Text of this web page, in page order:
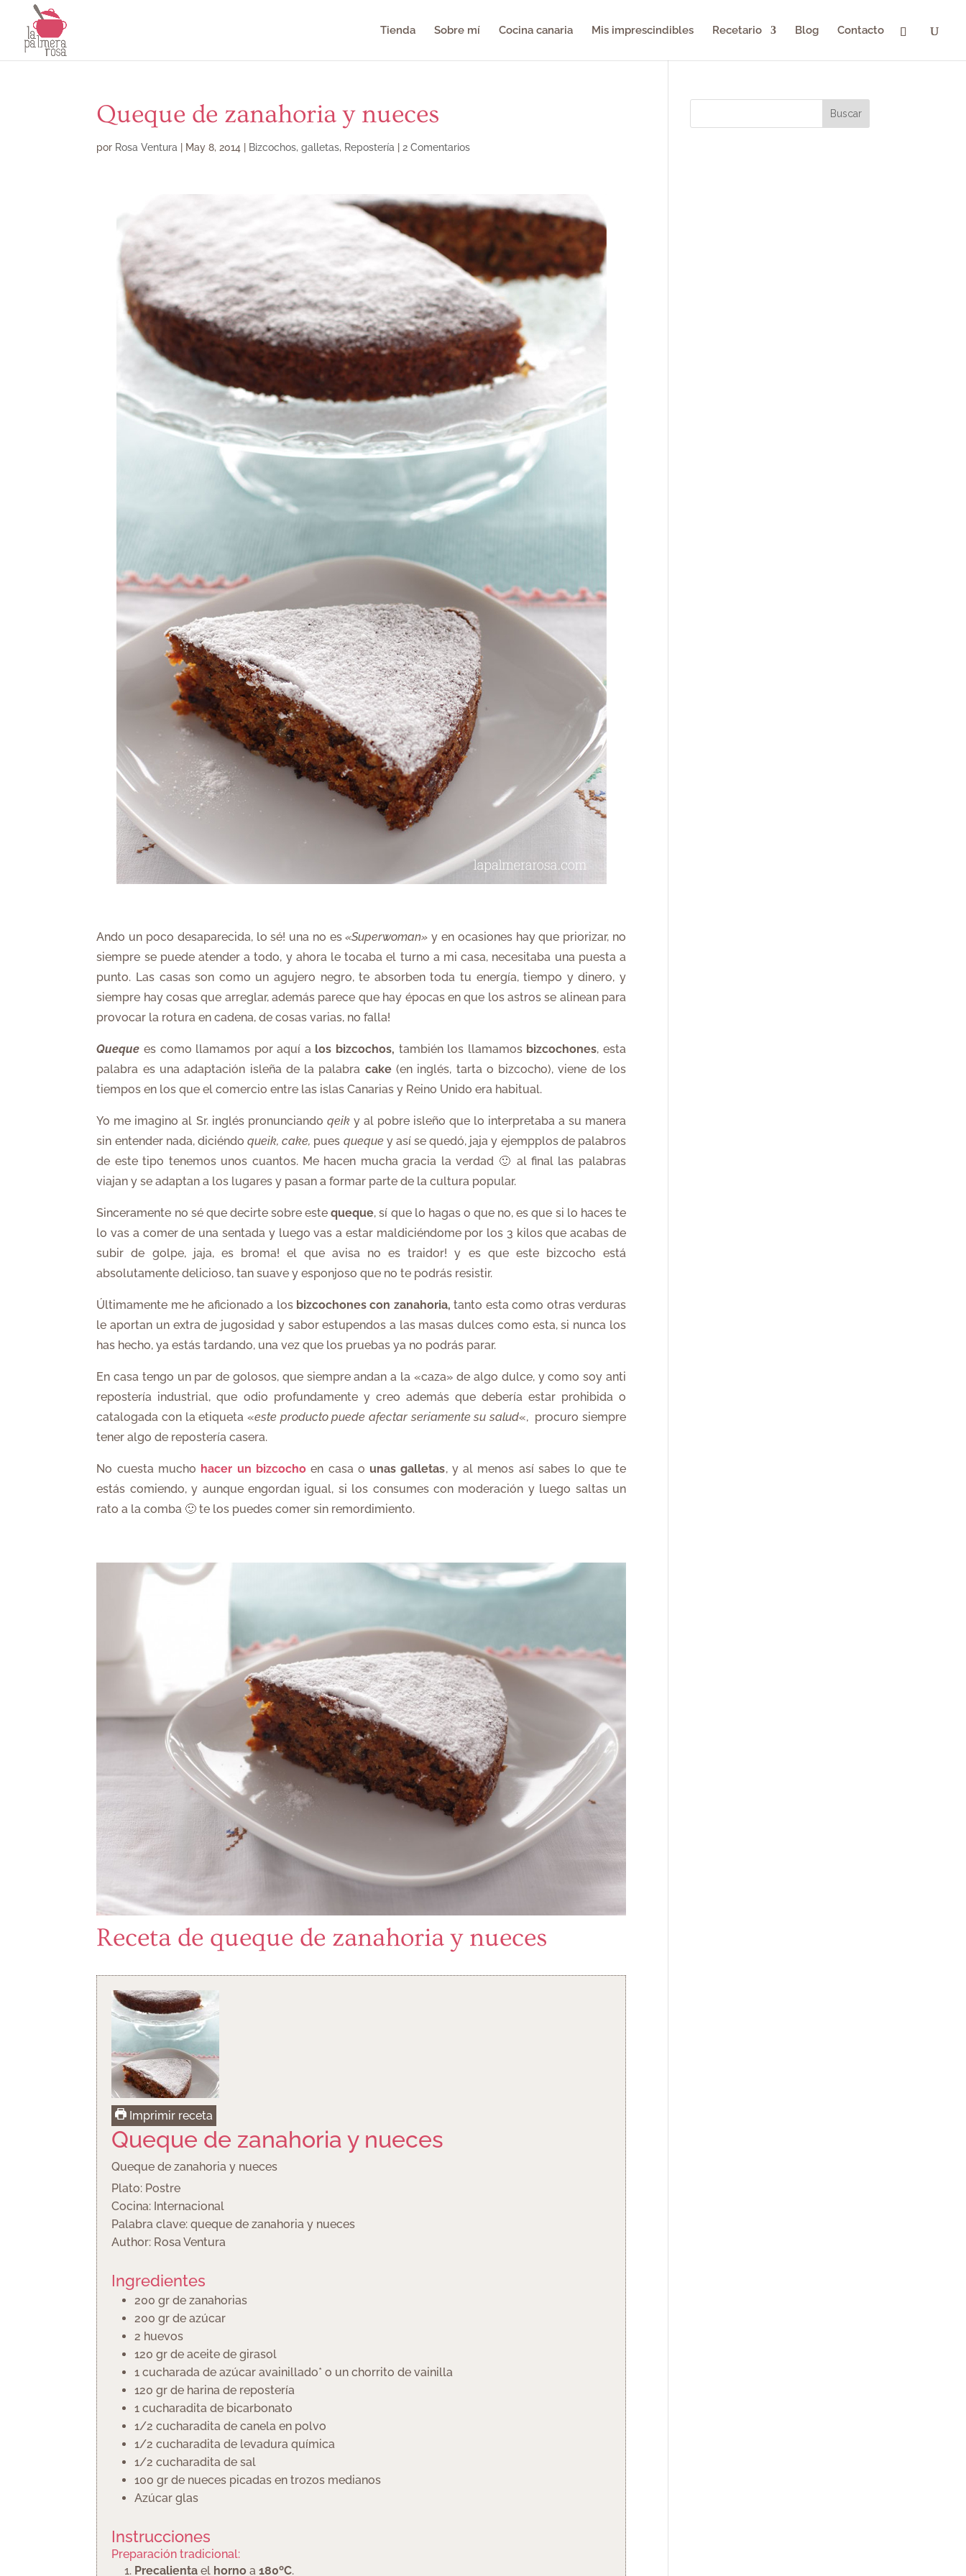
Tienda Sobre mí Cocina canaria Mis imprescindibles Recetario Blog Contacto
Queque de zanahoria y nueces
por Rosa Ventura May 8, 2014 Bizcochos, galletas, Repostería 2 Comentarios
Ando un poco desaparecida, lo sé! una no es«Superwoman» y en ocasiones hay que priorizar, no
siempre se puede atender a todo, y ahora le tocaba el turno a mi casa, necesitaba una puesta a
punto. Las casas son como un agujero negro, te absorben toda tu energía, tiempo y dinero, y
siempre hay cosas que arreglar, además parece que hay épocas en que los astros se alinean para
provocar la rotura en cadena, de cosas varias, no falla!
Queque es como llamamos por aquí alos bizcochos, también los llamamos bizcochones, esta
palabra es una adaptación isleña de la palabra cake (en inglés, tarta o bizcocho), viene de los
tiempos en los que el comercio entre las islas Canarias y Reino Unido era habitual.
Yo me imagino al Sr. inglés pronunciando qeiky al pobre isleño que lo interpretaba a su manera
sin entender nada, diciéndoqueik, cake, pues quequey así se quedó, jaja y ejempplos de palabros
de este tipo tenemos unos cuantos. Me hacen mucha gracia la verdad 🙂 al final las palabras
viajan y se adaptan a los lugares y pasan a formar parte de la cultura popular.
Sinceramente no sé que decirte sobre estequeque, sí que lo hagas o que no, es que si lo haces te
lo vas a comer de una sentada y luego vas a estar maldiciéndome por los 3 kilos que acabas de
subir de golpe, jaja, es broma! el que avisa no es traidor! y es que este bizcocho está
absolutamente delicioso, tan suave y esponjoso que no te podrás resistir.
Últimamente me he aficionado a los bizcochones con zanahoria, tanto esta como otras verduras
le aportan un extra de jugosidad y sabor estupendos a las masas dulces como esta, si nunca los
has hecho, ya estás tardando, una vez que los pruebas ya no podrás parar.
En casa tengo un par de golosos, que siempre andan a la «caza» de algo dulce, y como soy anti
repostería industrial, que odio profundamente y creo además que debería estar prohibida o
catalogada con la etiqueta «este producto puede afectar seriamente su salud«, procuro siempre
tener algo de repostería casera.
No cuesta mucho hacer un bizcocho en casa o unas galletas, y al menos así sabes lo que te
estás comiendo, y aunque engordan igual, si los consumes con moderación y luego saltas un
rato a la comba 🙂 te los puedes comer sin remordimiento.
Receta de queque de zanahoria y nueces
Imprimir receta
Queque de zanahoria y nueces
Queque de zanahoria y nueces
Plato: Postre
Cocina: Internacional
Palabra clave:queque de zanahoria y nueces
Author: Rosa Ventura
Ingredientes
200 gr de zanahorias
200 gr de azúcar
2 huevos
120 gr de aceite de girasol
1 cucharada de azúcar avainillado* o un chorrito de vainilla
120 gr de harina de repostería
1 cucharaditade bicarbonato
1/2 cucharaditade canela en polvo
1/2 cucharaditade levadura química
1/2 cucharaditade sal
100 gr de nueces picadas en trozos medianos
Azúcar glas
Instrucciones
Preparación tradicional:
Precalientael hornoa180ºC.
Buscar